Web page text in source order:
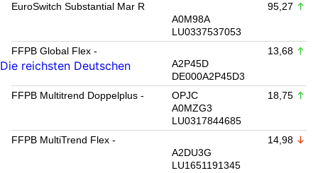
EuroSwitch Substantial Mar R
A0M98A
LU0337537053
95,27
FFPB Global Flex -
A2P45D
DE000A2P45D3
13,68
FFPB Multitrend Doppelplus -
OPJC
A0MZG3
LU0317844685
18,75
FFPB MultiTrend Flex -
A2DU3G
LU1651191345
14,98
Die reichsten Deutschen